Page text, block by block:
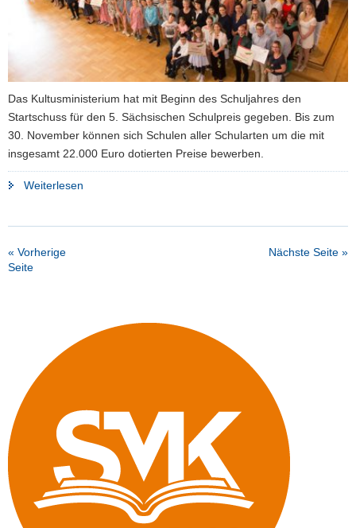
Das Kultusministerium hat mit Beginn des Schuljahres den
Startschuss für den 5. Sächsischen Schulpreis gegeben. Bis zum
30. November können sich Schulen aller Schularten um die mit
insgesamt 22.000 Euro dotierten Preise bewerben.
Weiterlesen
aus"
« Vorherige
Seite
Nächste Seite »